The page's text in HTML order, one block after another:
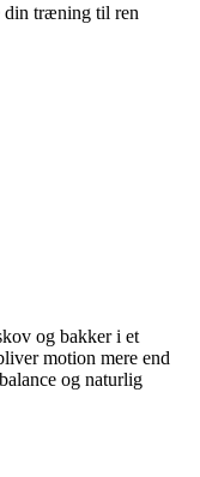
din træning til ren
og bakker i et
motion mere end
og naturlig